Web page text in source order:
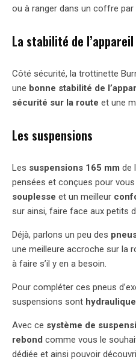
ou à ranger dans un coffre par
La stabilité de l’appareil
Côté sécurité, la trottinette
une bonne stabilité de
sécurité sur la route et une
Les suspensions
Les suspensions 165 mm de
pensées et conçues pour
souplesse et un meilleur
sur ainsi, faire face aux petits
Déjà, parlons un peu des
une meilleure accroche sur la
à faire s’il y en a besoin.
Pour compléter ces pneus
suspensions sont
Avec ce système de
rebond comme vous le
dédiée et ainsi pouvoir